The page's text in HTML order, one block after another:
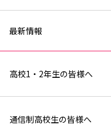
最新情報
高校1・2年生の皆様へ
通信制高校生の皆様へ